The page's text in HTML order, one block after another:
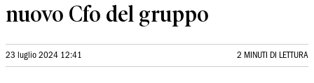
nuovo Cfo del gruppo
23 luglio 2024 12:41 2 MINUTI DI LETTURA